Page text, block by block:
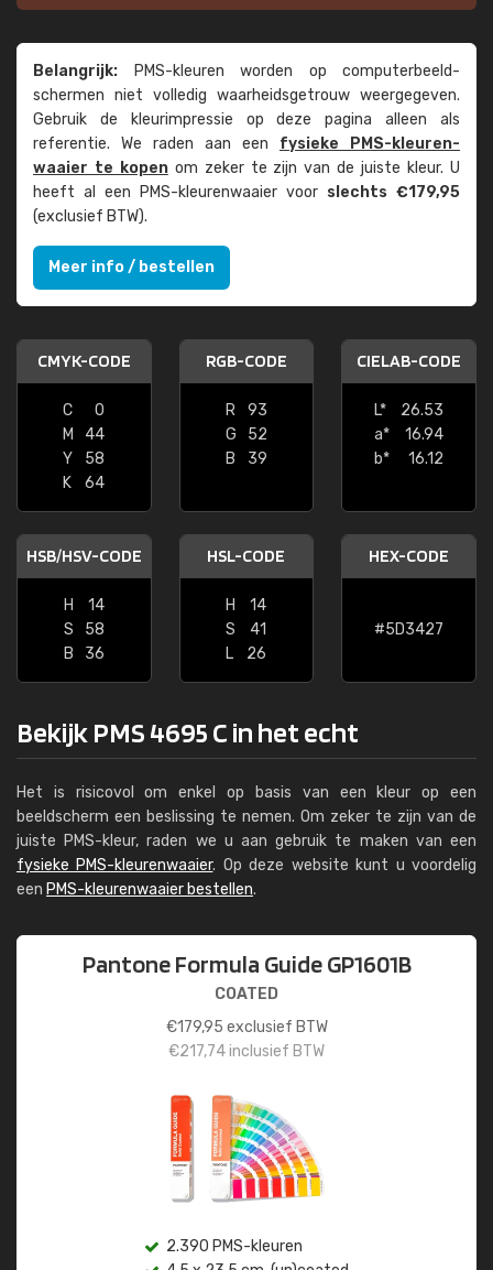
Belangrijk: PMS-kleuren worden op computer­beeld­
schermen niet volledig waarheids­­getrouw weer­gegeven.
Gebruik de kleur­impressie op deze pagina alleen als
referentie. We raden aan een fysieke PMS-kleuren­
waaier te kopenom zeker te zijn van de juiste kleur. U
heeft al een PMS-kleuren­waaier voor slechts €179,95
(exclusief BTW).
Meer info / bestellen
CMYK-CODE
C
0
M
44
Y
58
K
64
RGB-CODE
R
93
G
52
B
39
CIELAB-CODE
L*
26.53
a*
16.94
b*
16.12
HSB/HSV-CODE
H
14
S
58
B
36
HSL-CODE
H
14
S
41
L
26
HEX-CODE
#5D3427
Bekijk PMS 4695 C in het echt
Het is risicovol om enkel op basis van een kleur op een
beeldscherm een beslissing te nemen. Om zeker te zijn van de
juiste PMS-kleur, raden we u aan gebruik te maken van een
fysieke PMS-kleurenwaaier. Op deze website kunt u voordelig
een PMS-kleurenwaaier bestellen.
Pantone Formula Guide GP1601B
COATED
€179,95 exclusief BTW
€217,74inclusief BTW
2.390 PMS-kleuren